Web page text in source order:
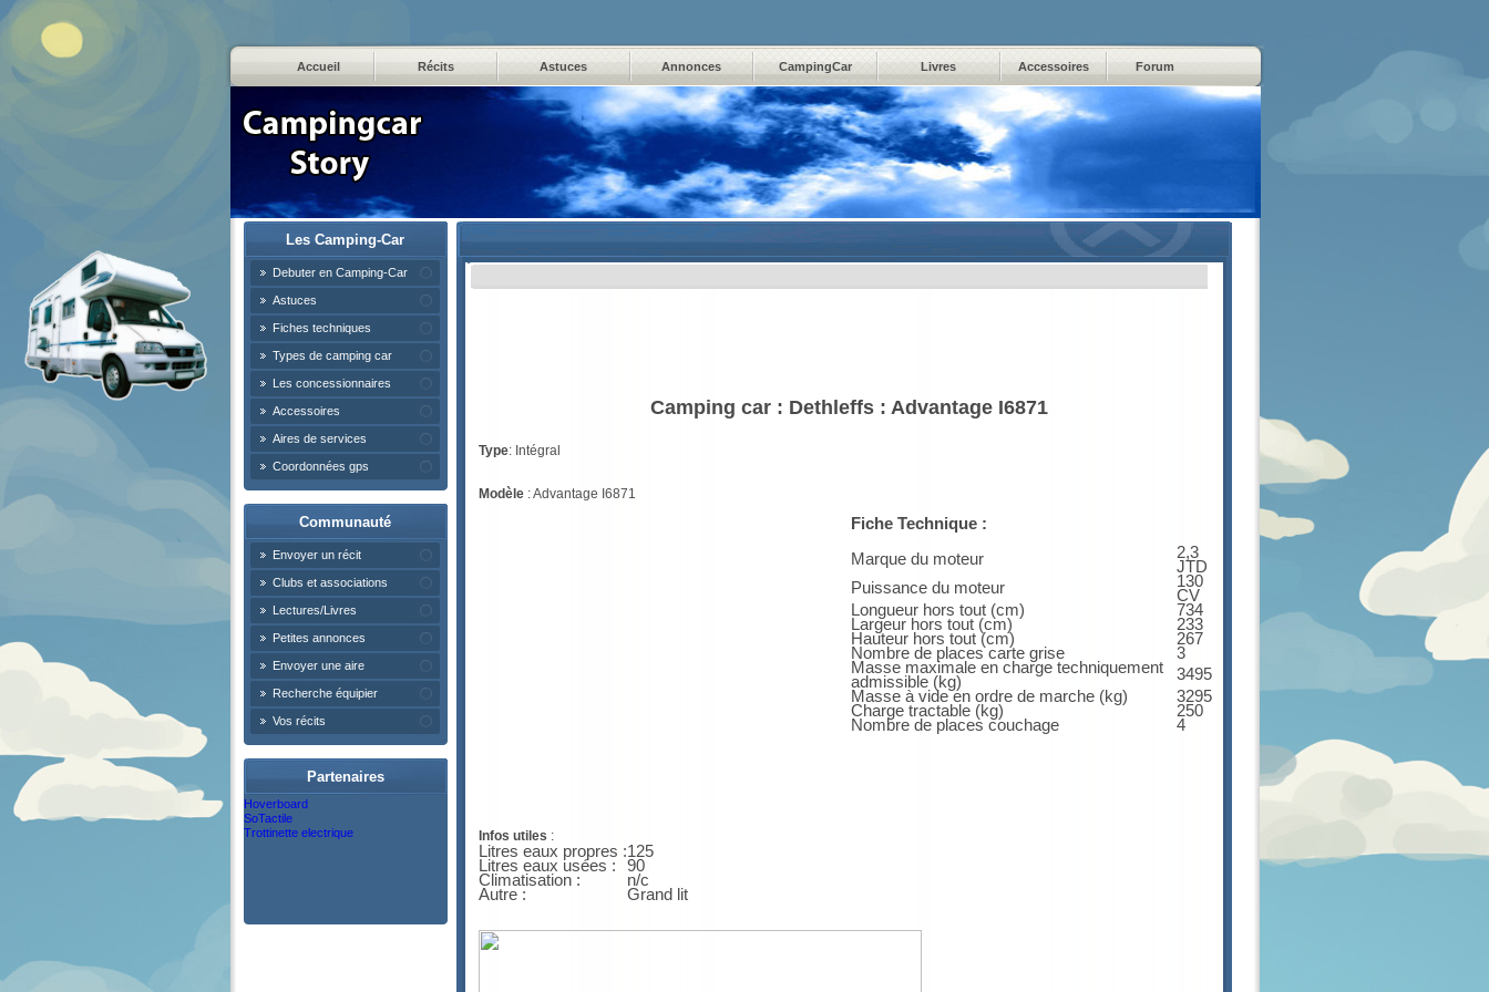
Accueil Récits Astuces Annonces CampingCar Livres Accessoires Forum
Les Camping-Car
Debuter en Camping-Car
Astuces
Fiches techniques
Types de camping car
Les concessionnaires
Accessoires
Aires de services
Coordonnées gps
Communauté
Envoyer un récit
Clubs et associations
Lectures/Livres
Petites annonces
Envoyer une aire
Recherche équipier
Vos récits
Partenaires
Hoverboard
SoTactile
Trottinette electrique
Camping car : Dethleffs : Advantage I6871
Type: Intégral
Modèle: Advantage I6871
Fiche Technique :
Marque du moteur
2,3
JTD
Puissance du moteur
130
CV
Longueur hors tout (cm) 734
Largeur hors tout (cm) 233
Hauteur hors tout (cm) 267
Nombre de places carte grise 3
Masse maximale en charge techniquement
admissible (kg)
3495
Masse à vide en ordre de marche (kg)
3295
Charge tractable (kg) 250
Nombre de places couchage 4
Infos utiles :
Litres eaux propres :125
Litres eaux usées : 90
Climatisation : n/c
Autre : Grand lit